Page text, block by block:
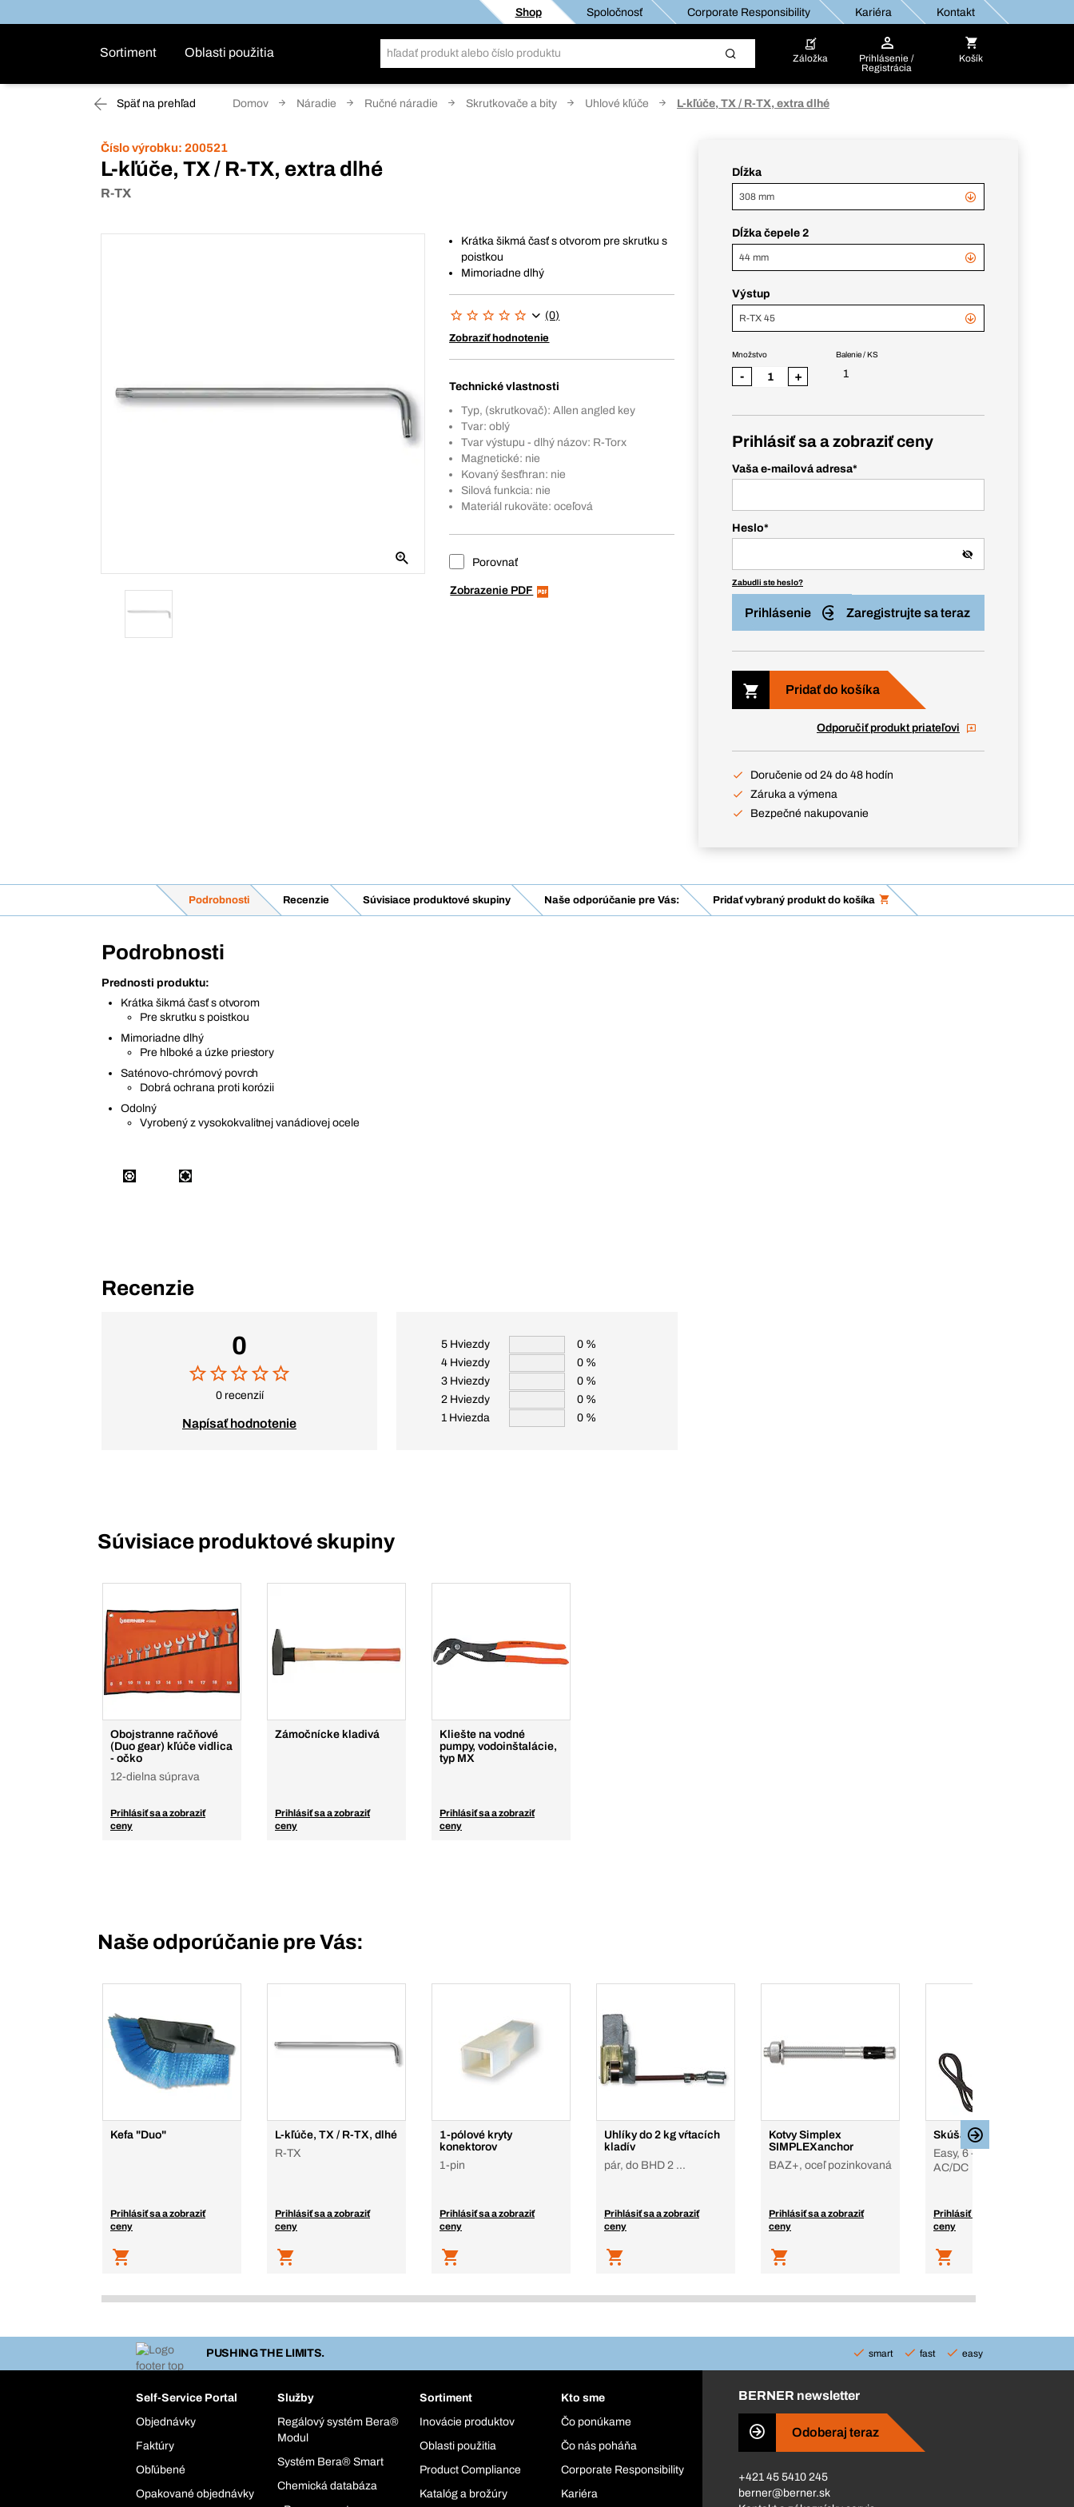
Shop Spoločnosť Corporate Responsibility Kariéra Kontakt
Sortiment Oblasti použitia Záložka
Prihlásenie /
Registrácia
Košík
Späť na prehľad Domov Náradie Ručné náradie Skrutkovače a bity Uhlové kľúče L-kľúče, TX / R-TX, extra dlhé
Číslo výrobku: 200521
L-kľúče, TX / R-TX, extra dlhé
R-TX
Krátka šikmá časť s otvorom pre skrutku s
poistkou
Mimoriadne dlhý
(0)
Zobraziť hodnotenie
Technické vlastnosti
Typ, (skrutkovač): Allen angled key
Tvar: oblý
Tvar výstupu - dlhý názov: R-Torx
Magnetické: nie
Kovaný šesťhran: nie
Silová funkcia: nie
Materiál rukoväte: oceľová
Porovnať
Zobrazenie PDF
Dĺžka
308 mm
Dĺžka čepele 2
44 mm
Výstup
R-TX 45
Balenie / KS
1
Množstvo
- +
Prihlásiť sa a zobraziť ceny
Vaša e-mailová adresa*
Heslo*
Zabudli ste heslo?
Prihlásenie Zaregistrujte sa teraz
Pridať do košíka
Odporučiť produkt priateľovi
Doručenie od 24 do 48 hodín
Záruka a výmena
Bezpečné nakupovanie
Podrobnosti Recenzie Súvisiace produktové skupiny Naše odporúčanie pre Vás: Pridať vybraný produkt do košíka
Podrobnosti
Prednosti produktu:
Krátka šikmá časť s otvorom
Pre skrutku s poistkou
Mimoriadne dlhý
Pre hlboké a úzke priestory
Saténovo-chrómový povrch
Dobrá ochrana proti korózii
Odolný
Vyrobený z vysokokvalitnej vanádiovej ocele
Recenzie
0
0 recenzií
Napísať hodnotenie
5 Hviezdy
0 %
4 Hviezdy
0 %
3 Hviezdy
0 %
2 Hviezdy
0 %
1 Hviezda
0 %
Súvisiace produktové skupiny
Obojstranne račňové
(Duo gear) kľúče vidlica
- očko
12-dielna súprava
Prihlásiť sa a zobraziť
ceny
Zámočnícke kladivá
Prihlásiť sa a zobraziť
ceny
Kliešte na vodné
pumpy, vodoinštalácie,
typ MX
Prihlásiť sa a zobraziť
ceny
Naše odporúčanie pre Vás:
Kefa "Duo"
Prihlásiť sa a zobraziť
ceny
L-kľúče, TX / R-TX, dlhé
R-TX
Prihlásiť sa a zobraziť
ceny
1-pólové kryty
konektorov
1-pin
Prihlásiť sa a zobraziť
ceny
Uhlíky do 2 kg vŕtacích
kladív
pár, do BHD 2 ...
Prihlásiť sa a zobraziť
ceny
Kotvy Simplex
SIMPLEXanchor
BAZ+, oceľ pozinkovaná
Prihlásiť sa a zobraziť
ceny
Skúšačka napätia
Easy, 6 - 400 V, 6-400V
AC/DC
Prihlásiť sa a zobraziť
ceny
PUSHING THE LIMITS. smart fast easy
Self-Service Portal
Objednávky
Faktúry
Obľúbené
Opakované objednávky
Služby
Regálový systém Bera®
Modul
Systém Bera® Smart
Chemická databáza
Sortiment
Inovácie produktov
Oblasti použitia
Product Compliance
Katalóg a brožúry
Kto sme
Čo ponúkame
Čo nás poháňa
Corporate Responsibility
Kariéra
BERNER newsletter
Odoberaj teraz
+421 45 5410 245
berner@berner.sk